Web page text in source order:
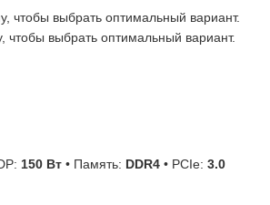
чтобы выбрать оптимальный вариант.
чтобы выбрать оптимальный вариант.
150 Вт • Память: DDR4 • PCIe: 3.0